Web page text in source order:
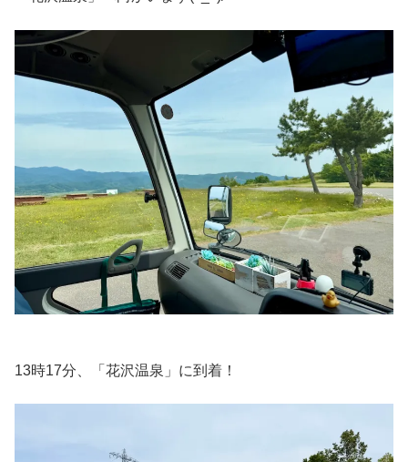
13時17分、「花沢温泉」に到着！